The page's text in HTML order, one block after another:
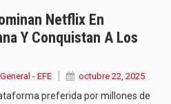
El nuevo sello discográfico fue presentado en Bogotá con un…
El Grupo Planeta presenta una nueva selección editorial para este…
Netflix En
Y Conquistan A Los
- EFE octubre 22, 2025
preferida por millones de